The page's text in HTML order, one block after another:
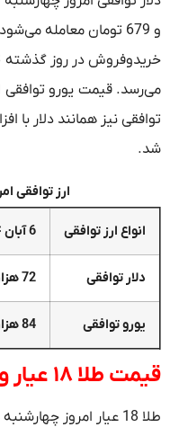
و 679 تومان معامله
شد.
ارز توافقی امروز
انواع ارز توافقی 6 آبان ۱۴۰۴
دلار توافقی 72 هزار و 631 تومان
یورو توافقی 84 هزار و 510 تومان
قیمت طلا ۱۸ عیار و انواع سکه
طلا 18 عیار امروز